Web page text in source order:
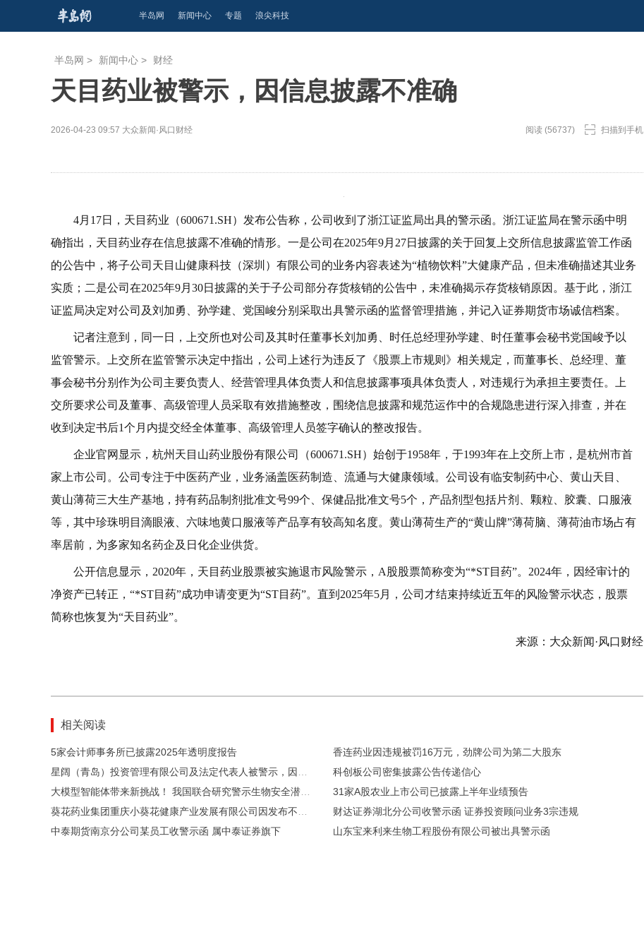
半岛网 新闻中心 专题 浪尖科技
半岛网 > 新闻中心 > 财经
天目药业被警示，因信息披露不准确
2026-04-23 09:57 大众新闻·风口财经 阅读 (56737) 扫描到手机
4月17日，天目药业（600671.SH）发布公告称，公司收到了浙江证监局出具的警示函。浙江证监局在警示函中明
确指出，天目药业存在信息披露不准确的情形。一是公司在2025年9月27日披露的关于回复上交所信息披露监管工作函
的公告中，将子公司天目山健康科技（深圳）有限公司的业务内容表述为“植物饮料”大健康产品，但未准确描述其业务
实质；二是公司在2025年9月30日披露的关于子公司部分存货核销的公告中，未准确揭示存货核销原因。基于此，浙江
证监局决定对公司及刘加勇、孙学建、党国峻分别采取出具警示函的监督管理措施，并记入证券期货市场诚信档案。
记者注意到，同一日，上交所也对公司及其时任董事长刘加勇、时任总经理孙学建、时任董事会秘书党国峻予以
监管警示。上交所在监管警示决定中指出，公司上述行为违反了《股票上市规则》相关规定，而董事长、总经理、董
事会秘书分别作为公司主要负责人、经营管理具体负责人和信息披露事项具体负责人，对违规行为承担主要责任。上
交所要求公司及董事、高级管理人员采取有效措施整改，围绕信息披露和规范运作中的合规隐患进行深入排查，并在
收到决定书后1个月内提交经全体董事、高级管理人员签字确认的整改报告。
企业官网显示，杭州天目山药业股份有限公司（600671.SH）始创于1958年，于1993年在上交所上市，是杭州市首
家上市公司。公司专注于中医药产业，业务涵盖医药制造、流通与大健康领域。公司设有临安制药中心、黄山天目、
黄山薄荷三大生产基地，持有药品制剂批准文号99个、保健品批准文号5个，产品剂型包括片剂、颗粒、胶囊、口服液
等，其中珍珠明目滴眼液、六味地黄口服液等产品享有较高知名度。黄山薄荷生产的“黄山牌”薄荷脑、薄荷油市场占有
率居前，为多家知名药企及日化企业供货。
公开信息显示，2020年，天目药业股票被实施退市风险警示，A股股票简称变为“*ST目药”。2024年，因经审计的
净资产已转正，“*ST目药”成功申请变更为“ST目药”。直到2025年5月，公司才结束持续近五年的风险警示状态，股票
简称也恢复为“天目药业”。
来源：大众新闻·风口财经
相关阅读
5家会计师事务所已披露2025年透明度报告
香连药业因违规被罚16万元，劲牌公司为第二大股东
科创板公司密集披露公告传递信心
31家A股农业上市公司已披露上半年业绩预告
财达证券湖北分公司收警示函 证券投资顾问业务3宗违规
中泰期货南京分公司某员工收警示函 属中泰证券旗下
山东宝来利来生物工程股份有限公司被出具警示函